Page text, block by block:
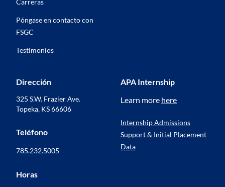
Póngase en contacto con
FSGC
Testimonios
Dirección
325 S.W. Frazier Ave.
Topeka, KS 66606
Teléfono
785.232.5005
Horas
APA Internship
Learn more here
Internship Admissions
Support & Initial Placement
Data